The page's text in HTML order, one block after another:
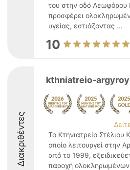
του στην οδό Λεωφόρου
προσφέρει
υγείας, εστιάζοντας ...
10
Διακριθέντες
kthniatreio-
Το Κτηνιατρείο Στέλιου
οποίο λειτουργεί στην
από το 1999,
παροχή ολοκληρωμένων